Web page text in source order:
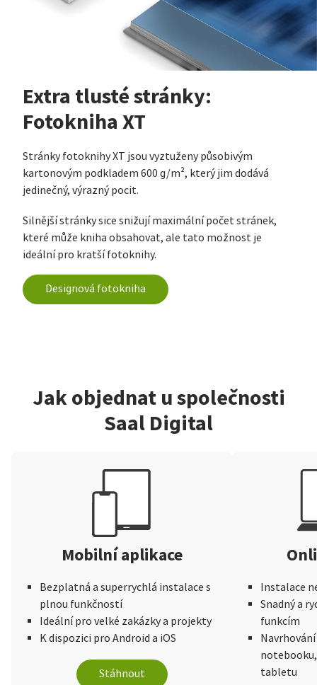
Extra tlusté stránky:
Fotokniha XT
Stránky fotoknihy XT jsou vyztuženy působivým
kartonovým podkladem 600 g/m², který jim dodává
jedinečný, výrazný pocit.
Silnější stránky sice snižují maximální počet stránek,
které může kniha obsahovat, ale tato možnost je
ideální pro kratší fotoknihy.
Designová fotokniha
Jak objednat u společnosti
Saal Digital
Mobilní aplikace
Bezplatná a superrychlá instalace s
plnou funkčností
Ideální pro velké zakázky a projekty
K dispozici pro Android a iOS
Stáhnout
Instalace
Snadný a
funkcím
tabletu